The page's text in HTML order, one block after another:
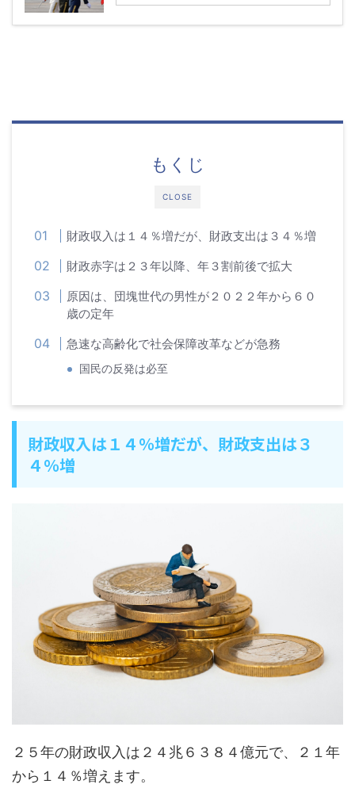
CLOSE
もくじ
財政収入は１４％増だが、財政支出は３４％増
財政赤字は２３年以降、年３割前後で拡大
原因は、団塊世代の男性が２０２２年から６０
歳の定年
急速な高齢化で社会保障改革などが急務
国民の反発は必至
財政収入は１４％増だが、財政支出は３
４％増
２５年の財政収入は２４兆６３８４億元で、２１年
から１４％増えます。